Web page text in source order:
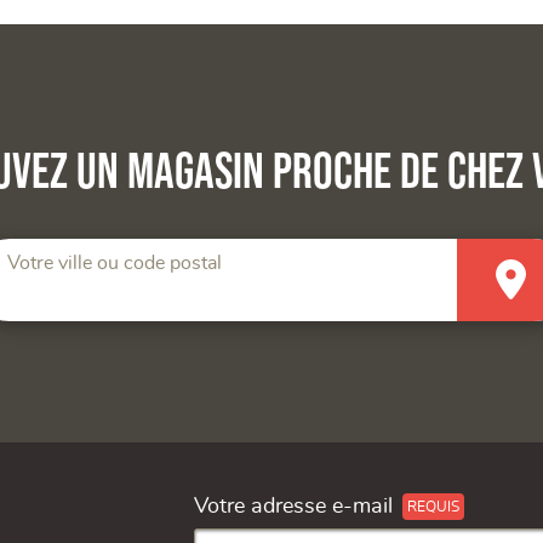
un magasin proche de chez
Votre ville ou code postal
Votre adresse e-mail